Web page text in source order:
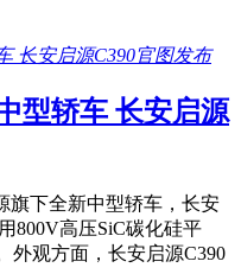
型轿车 长安启源
旗下全新中型轿车，长安
800V高压SiC碳化硅平
外观方面，长安启源C390